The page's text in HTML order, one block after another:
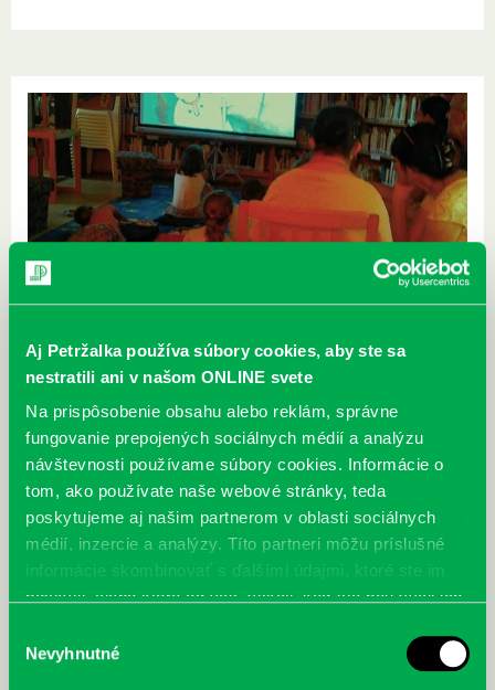
Aj Petržalka používa súbory cookies, aby ste sa
nestratili ani v našom ONLINE svete
Na prispôsobenie obsahu alebo reklám, správne
fungovanie prepojených sociálnych médií a analýzu
návštevnosti používame súbory cookies. Informácie o
tom, ako používate naše webové stránky, teda
poskytujeme aj našim partnerom v oblasti sociálnych
médií, inzercie a analýzy. Títo partneri môžu príslušné
informácie skombinovať s ďalšími údajmi, ktoré ste im
poskytli, alebo ktoré od vás získali, keď ste používali ich
súhlasu
Nevyhnutné